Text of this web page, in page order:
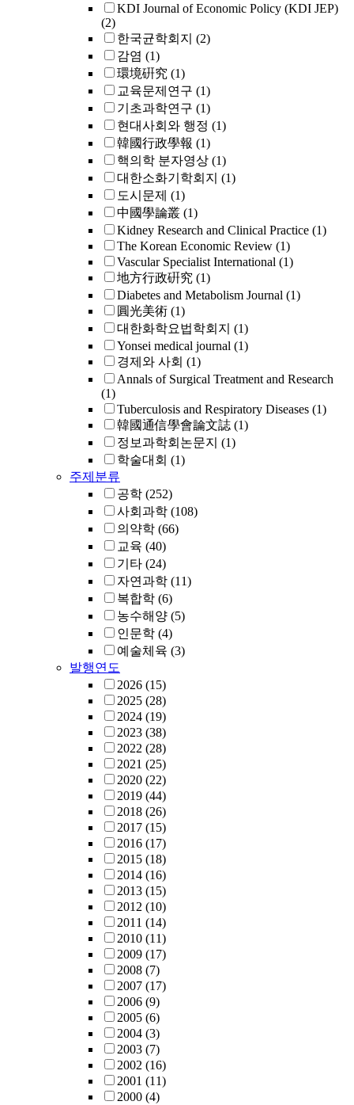
KDI Journal of Economic Policy (KDI JEP)
(2)
한국균학회지 (2)
감염 (1)
環境硏究 (1)
교육문제연구 (1)
기초과학연구 (1)
현대사회와 행정 (1)
韓國行政學報 (1)
핵의학 분자영상 (1)
대한소화기학회지 (1)
도시문제 (1)
中國學論叢 (1)
Kidney Research and Clinical Practice (1)
The Korean Economic Review (1)
Vascular Specialist International (1)
地方行政硏究 (1)
Diabetes and Metabolism Journal (1)
圓光美術 (1)
대한화학요법학회지 (1)
Yonsei medical journal (1)
경제와 사회 (1)
Annals of Surgical Treatment and Research
(1)
Tuberculosis and Respiratory Diseases (1)
韓國通信學會論文誌 (1)
정보과학회논문지 (1)
학술대회 (1)
주제분류
공학 (252)
사회과학 (108)
의약학 (66)
교육 (40)
기타 (24)
자연과학 (11)
복합학 (6)
농수해양 (5)
인문학 (4)
예술체육 (3)
발행연도
2026 (15)
2025 (28)
2024 (19)
2023 (38)
2022 (28)
2021 (25)
2020 (22)
2019 (44)
2018 (26)
2017 (15)
2016 (17)
2015 (18)
2014 (16)
2013 (15)
2012 (10)
2011 (14)
2010 (11)
2009 (17)
2008 (7)
2007 (17)
2006 (9)
2005 (6)
2004 (3)
2003 (7)
2002 (16)
2001 (11)
2000 (4)